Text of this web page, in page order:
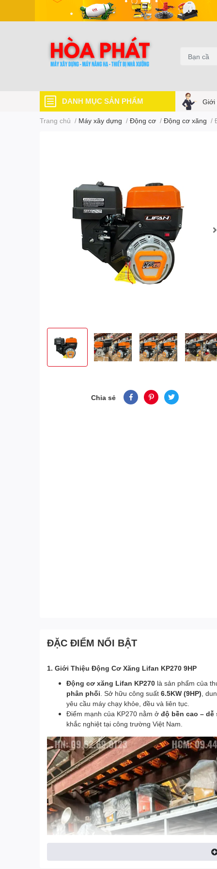
DANH MỤC SẢN PHẨM Giới
Trang chủ / Máy xây dựng / Động cơ / Động cơ xăng /
Chia sẻ
ĐẶC ĐIỂM NỔI BẬT
1. Giới Thiệu Động Cơ Xăng Lifan KP270 9HP
Động cơ xăng Lifan KP270 là sản phẩm của
phân phối . Sở hữu công suất 6.5KW (9HP) ,
yêu cầu máy chạy khỏe, đều và liên tục.
Điểm mạnh của KP270 nằm ở độ bền cao –
khắc nghiệt tại công trường Việt Nam.